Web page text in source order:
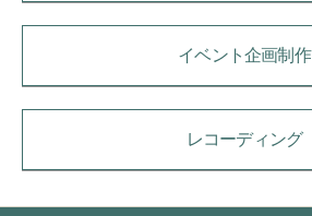
イベント企画制作
レコーディング